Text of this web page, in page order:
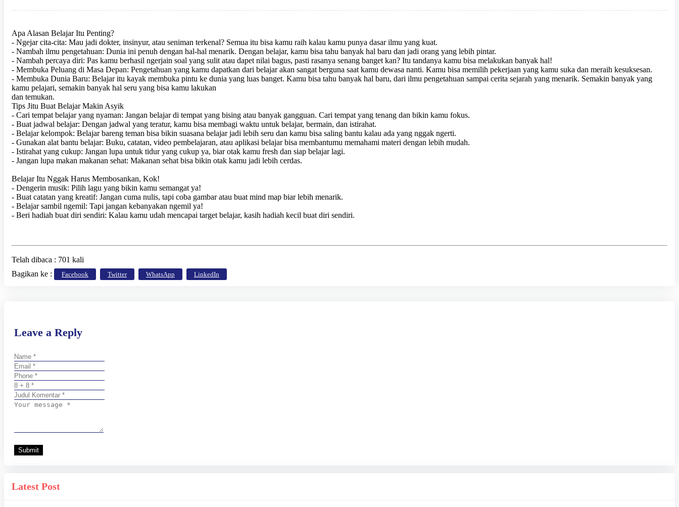
Apa Alasan Belajar Itu Penting?
- Ngejar cita-cita: Mau jadi dokter, insinyur, atau seniman terkenal? Semua itu bisa kamu raih kalau kamu punya dasar ilmu yang kuat.
- Nambah ilmu pengetahuan: Dunia ini penuh dengan hal-hal menarik. Dengan belajar, kamu bisa tahu banyak hal baru dan jadi orang yang lebih pintar.
- Nambah percaya diri: Pas kamu berhasil ngerjain soal yang sulit atau dapet nilai bagus, pasti rasanya senang banget kan? Itu tandanya kamu bisa melakukan banyak hal!
- Membuka Peluang di Masa Depan: Pengetahuan yang kamu dapatkan dari belajar akan sangat berguna saat kamu dewasa nanti. Kamu bisa memilih pekerjaan yang kamu suka dan meraih kesuksesan.
- Membuka Dunia Baru: Belajar itu kayak membuka pintu ke dunia yang luas banget. Kamu bisa tahu banyak hal baru, dari ilmu pengetahuan sampai cerita sejarah yang menarik. Semakin banyak yang
kamu pelajari, semakin banyak hal seru yang bisa kamu lakukan
dan temukan.
Tips Jitu Buat Belajar Makin Asyik
- Cari tempat belajar yang nyaman: Jangan belajar di tempat yang bising atau banyak gangguan. Cari tempat yang tenang dan bikin kamu fokus.
- Buat jadwal belajar: Dengan jadwal yang teratur, kamu bisa membagi waktu untuk belajar, bermain, dan istirahat.
- Belajar kelompok: Belajar bareng teman bisa bikin suasana belajar jadi lebih seru dan kamu bisa saling bantu kalau ada yang nggak ngerti.
- Gunakan alat bantu belajar: Buku, catatan, video pembelajaran, atau aplikasi belajar bisa membantumu memahami materi dengan lebih mudah.
- Istirahat yang cukup: Jangan lupa untuk tidur yang cukup ya, biar otak kamu fresh dan siap belajar lagi.
- Jangan lupa makan makanan sehat: Makanan sehat bisa bikin otak kamu jadi lebih cerdas.
Belajar Itu Nggak Harus Membosankan, Kok!
- Dengerin musik: Pilih lagu yang bikin kamu semangat ya!
- Buat catatan yang kreatif: Jangan cuma nulis, tapi coba gambar atau buat mind map biar lebih menarik.
- Belajar sambil ngemil: Tapi jangan kebanyakan ngemil ya!
- Beri hadiah buat diri sendiri: Kalau kamu udah mencapai target belajar, kasih hadiah kecil buat diri sendiri.
Telah dibaca : 701 kali
Bagikan ke :
Facebook Twitter WhatsApp LinkedIn
Leave a Reply
Submit
Latest Post